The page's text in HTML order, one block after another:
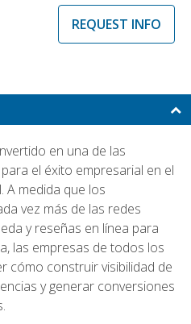
REQUEST INFO
en una de las
el éxito empresarial en el
A medida que los
vez más de las redes
y reseñas en línea para
las empresas de todos los
cómo construir visibilidad de
y generar conversiones